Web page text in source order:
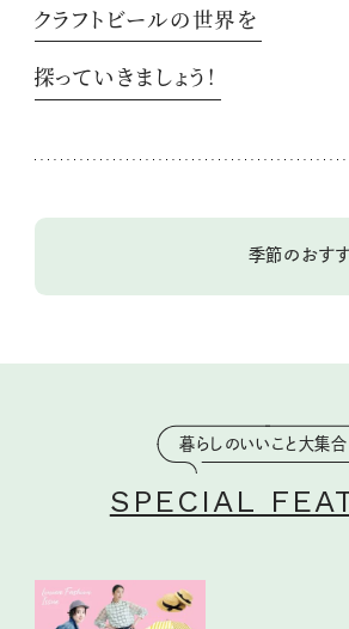
クラフトビールの世界を
探っていきましょう！
季節のおす
暮らしのいいこと大集合
SPECIAL